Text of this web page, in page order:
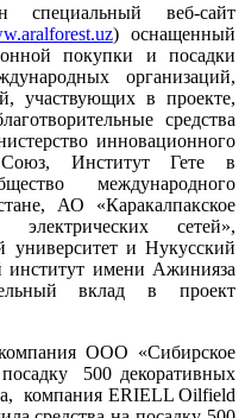
веб-сайт
) оснащенный
покупки и посадки
организаций,
участвующих в проекте,
средства
инновационного
Институт Гете в
международного
АО «Каракалпакское
электрических сетей»,
университет и Нукусский
институт имени Ажинияза
вклад в проект
ООО «Сибирское
500 декоративных
компания ERIELL Oilfield